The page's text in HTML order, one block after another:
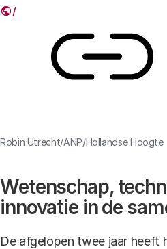
Robin Utrecht/ANP/Hollandse Hoogte
Wetenschap,
innovatie in de
De afgelopen twee jaar heeft